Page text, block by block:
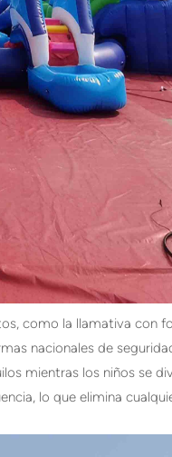
como la llamativa con
nacionales de
mientras los niños se
lo que elimina